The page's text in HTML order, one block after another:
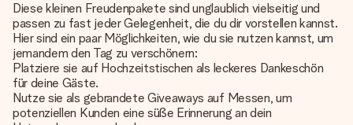
Diese kleinen Freudenpakete sind unglaublich vielseitig und
passen zu fast jeder Gelegenheit, die du dir vorstellen kannst.
Hier sind ein paar Möglichkeiten, wie du sie nutzen kannst, um
jemandem den Tag zu verschönern:
Platziere sie auf Hochzeitstischen als leckeres Dankeschön
für deine Gäste.
Nutze sie als gebrandete Giveaways auf Messen, um
potenziellen Kunden eine süße Erinnerung an dein